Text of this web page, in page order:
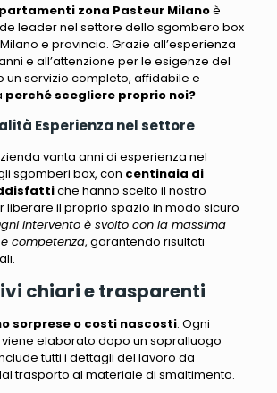
zona Pasteur Milanoè
leader nel settore dello sgombero box
e provincia. Grazie all’esperienza
e all’attenzione per le esigenze del
un servizio completo, affidabile e
perché scegliere proprio noi?
Esperienza nel settore
vanta anni di esperienza nel
sgomberi box, con centinaia di
che hanno scelto il nostro
liberare il proprio spazio in modo sicuro
intervento è svolto con la massima
competenza, garantendo risultati
chiari e trasparenti
sorprese o costi nascosti. Ogni
elaborato dopo un sopralluogo
tutti i dettagli del lavoro da
trasporto al materiale di smaltimento.